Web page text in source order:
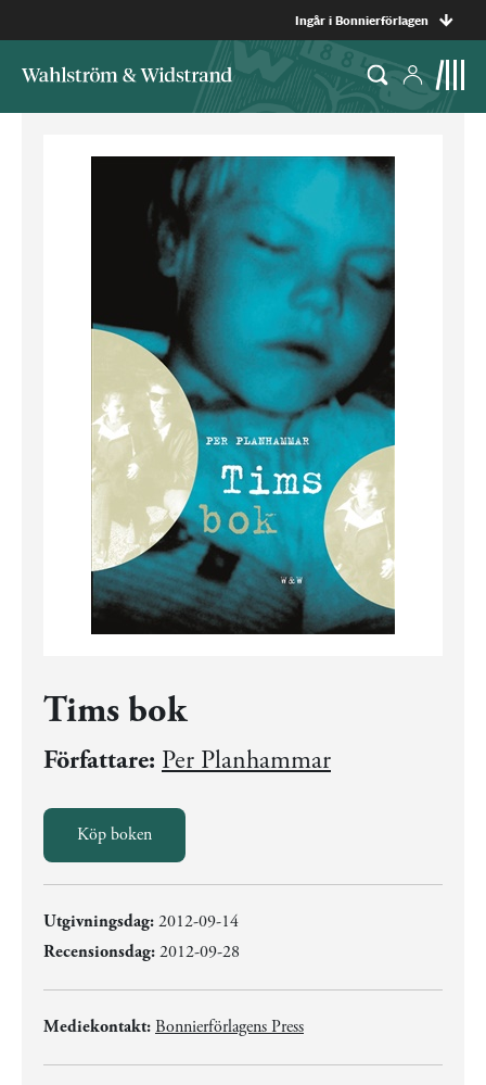
Ingår i Bonnierförlagen
Tims bok
Författare: Per Planhammar
Köp boken
Utgivningsdag:2012-09-14
Recensionsdag:2012-09-28
Mediekontakt: Bonnierförlagens Press